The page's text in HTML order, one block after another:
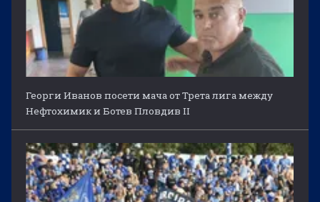
Георги Иванов посети мача от Трета лига между
Нефтохимик и Ботев Пловдив II